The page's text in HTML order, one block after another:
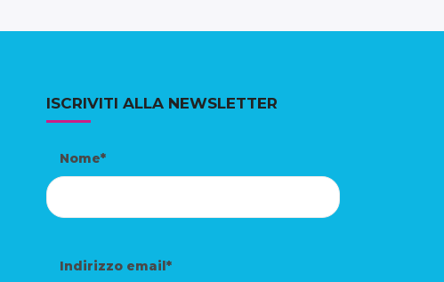
ISCRIVITI ALLA NEWSLETTER
Nome*
Indirizzo email*